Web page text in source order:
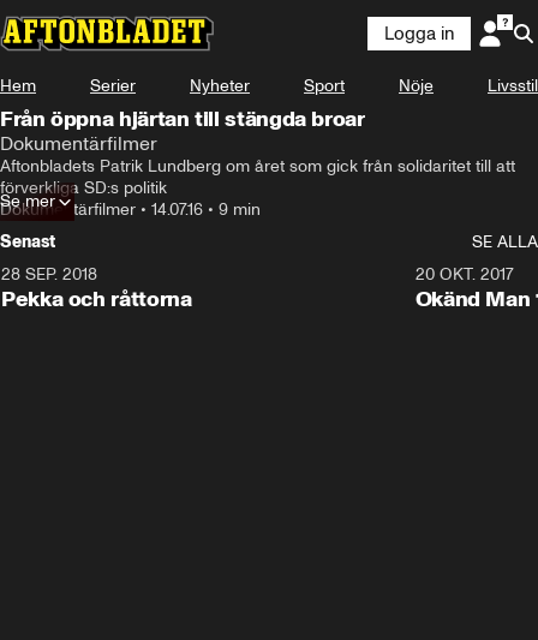
Logga in
Hem Serier Nyheter Sport Nöje Livsstil
Från öppna hjärtan till stängda broar
Dokumentärfilmer
Aftonbladets Patrik Lundberg om året som gick från solidaritet till att
förverkliga SD:s politik
Dokumentärfilmer • 14.07.16 • 9 min
Se mer
Senast
SE ALLA
28 SEP. 2018
Pekka och råttorna
20 OKT. 2017
Okänd Man